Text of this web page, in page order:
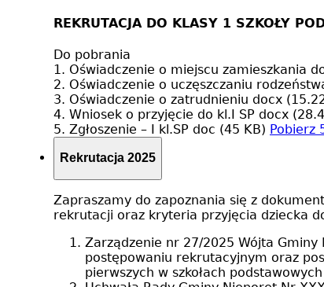
REKRUTACJA DO KLASY 1 SZKOŁY
Do pobrania
1. Oświadczenie o miejscu zamieszkania
2. Oświadczenie o uczęszczaniu
3. Oświadczenie o zatrudnieniu docx
4. Wniosek o przyjęcie do kl.I SP docx
5. Zgłoszenie – I kl.SP doc (45 KB) Pobierz
Rekrutacja 2025
Zapraszamy do zapoznania się z
rekrutacji oraz kryteria przyjęcia dziecka
Zarządzenie nr 27/2025 Wójta
postępowaniu rekrutacyjnym oraz
pierwszych w szkołach